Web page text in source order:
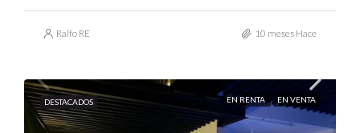
Ralfo RE 10 meses Hace
DESTACADOS EN RENTA EN VENTA